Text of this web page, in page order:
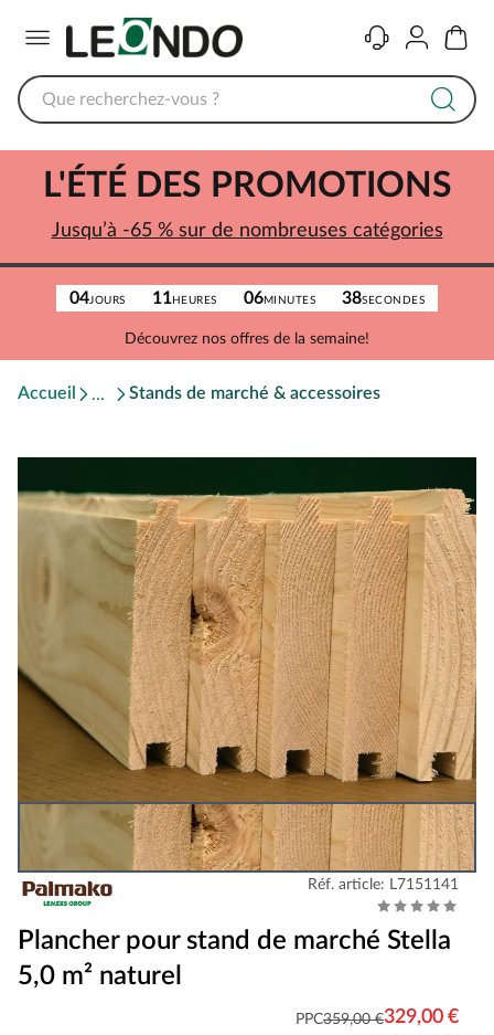
ContactComptePanier
04JOURS 11HEURES 06MINUTES 38SECONDES
Découvrez nos offres de la semaine!
L'ÉTÉ DES PROMOTIONS
Jusqu’à -65 % sur de nombreuses catégories
Accueil Stands de marché & accessoires
Réf. article: L7151141
Plancher pour stand de marché Stella
5,0 m² naturel
PPC359,00 €329,00 €